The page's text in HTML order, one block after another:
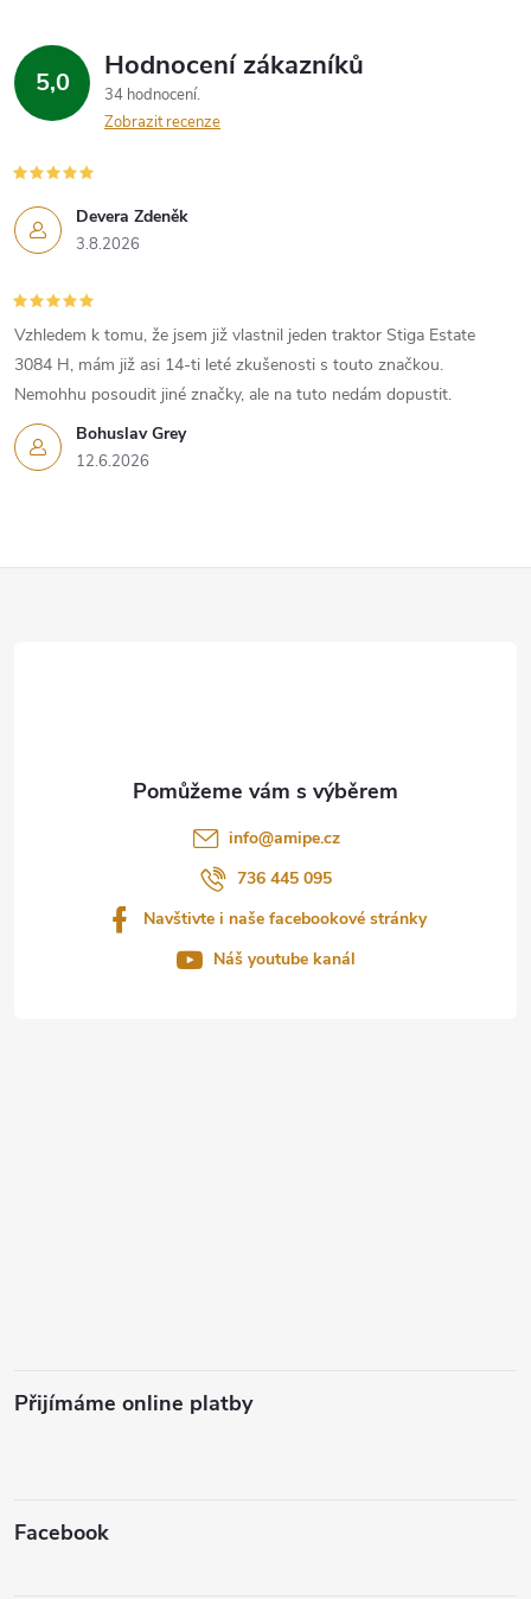
5,0 Hodnocení zákazníků
34 hodnocení
Zobrazit recenze
Devera Zdeněk
3.8.2026
Bohuslav Grey
12.6.2026
Vzhledem k tomu, že jsem již vlastnil jeden traktor Stiga Estate
3084 H, mám již asi 14-ti leté zkušenosti s touto značkou.
Nemohhu posoudit jiné značky, ale na tuto nedám dopustit.
info@amipe.cz
736 445 095
Navštivte i naše facebookové stránky
Náš youtube kanál
Přijímáme online platby
Facebook